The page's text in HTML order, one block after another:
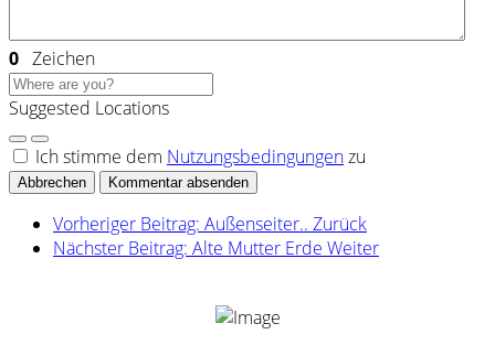
0 Zeichen
Suggested Locations
Ich stimme dem Nutzungsbedingungenzu
Abbrechen Kommentar absenden
Vorheriger Beitrag: Außenseiter.. Zurück
Nächster Beitrag: Alte Mutter Erde Weiter